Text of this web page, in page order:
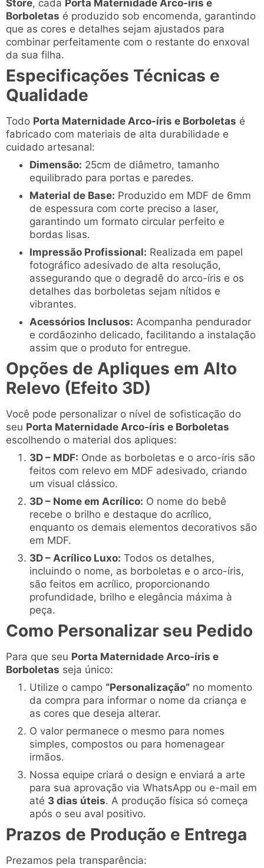
Store, cada Porta Maternidade Arco-íris e
Borboletas é produzido sob encomenda, garantindo
que as cores e detalhes sejam ajustados para
combinar perfeitamente com o restante do enxoval
da sua filha.
Especificações Técnicas e
Qualidade
Todo Porta Maternidade Arco-íris e Borboletas é
fabricado com materiais de alta durabilidade e
cuidado artesanal:
Dimensão: 25cm de diâmetro, tamanho
equilibrado para portas e paredes.
Material de Base: Produzido em MDF de 6mm
de espessura com corte preciso a laser,
garantindo um formato circular perfeito e
bordas lisas.
Impressão Profissional: Realizada em papel
fotográfico adesivado de alta resolução,
assegurando que o degradê do arco-íris e os
detalhes das borboletas sejam nítidos e
vibrantes.
Acessórios Inclusos: Acompanha pendurador
e cordãozinho delicado, facilitando a instalação
assim que o produto for entregue.
Opções de Apliques em Alto
Relevo (Efeito 3D)
Você pode personalizar o nível de sofisticação do
seu Porta Maternidade Arco-íris e Borboletas
escolhendo o material dos apliques:
3D – MDF: Onde as borboletas e o arco-íris são
feitos com relevo em MDF adesivado, criando
um visual clássico.
3D – Nome em Acrílico: O nome do bebê
recebe o brilho e destaque do acrílico,
enquanto os demais elementos decorativos são
em MDF.
3D – Acrílico Luxo: Todos os detalhes,
incluindo o nome, as borboletas e o arco-íris,
são feitos em acrílico, proporcionando
profundidade, brilho e elegância máxima à
peça.
Como Personalizar seu Pedido
Para que seu Porta Maternidade Arco-íris e
Borboletas seja único:
Utilize o campo “Personalização” no momento
da compra para informar o nome da criança e
as cores que deseja alterar.
O valor permanece o mesmo para nomes
simples, compostos ou para homenagear
irmãos.
Nossa equipe criará o design e enviará a arte
para sua aprovação via WhatsApp ou e-mail em
até 3 dias úteis. A produção física só começa
após o seu aval positivo.
Prazos de Produção e Entrega
Prezamos pela transparência: